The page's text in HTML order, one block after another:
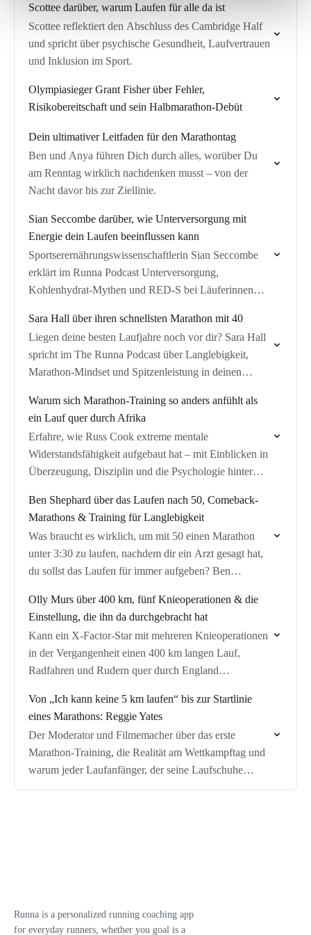
Scottee darüber, warum Laufen für alle da ist
Scottee reflektiert den Abschluss des Cambridge Half
und spricht über psychische Gesundheit, Laufvertrauen
und Inklusion im Sport.
Olympiasieger Grant Fisher über Fehler,
Risikobereitschaft und sein Halbmarathon-Debüt
Dein ultimativer Leitfaden für den Marathontag
Ben und Anya führen Dich durch alles, worüber Du
am Renntag wirklich nachdenken musst – von der
Nacht davor bis zur Ziellinie.
Sian Seccombe darüber, wie Unterversorgung mit
Energie dein Laufen beeinflussen kann
Sportserernährungswissenschaftlerin Sian Seccombe
erklärt im Runna Podcast Unterversorgung,
Kohlenhydrat-Mythen und RED-S bei Läuferinnen
Sara Hall über ihren schnellsten Marathon mit 40
Liegen deine besten Laufjahre noch vor dir? Sara Hall
spricht im The Runna Podcast über Langlebigkeit,
Marathon-Mindset und Spitzenleistung in deinen
Warum sich Marathon-Training so anders anfühlt als
ein Lauf quer durch Afrika
Erfahre, wie Russ Cook extreme mentale
Widerstandsfähigkeit aufgebaut hat – mit Einblicken in
Überzeugung, Disziplin und die Psychologie hinter
Ben Shephard über das Laufen nach 50, Comeback-
Marathons & Training für Langlebigkeit
Was braucht es wirklich, um mit 50 einen Marathon
unter 3:30 zu laufen, nachdem dir ein Arzt gesagt hat,
du sollst das Laufen für immer aufgeben? Ben
Olly Murs über 400 km, fünf Knieoperationen & die
Einstellung, die ihn da durchgebracht hat
Kann ein X-Factor-Star mit mehreren Knieoperationen
in der Vergangenheit einen 400 km langen Lauf,
Radfahren und Rudern quer durch England
Ausdauer-Reise.
Von „Ich kann keine 5 km laufen“ bis zur Startlinie
eines Marathons: Reggie Yates
Der Moderator und Filmemacher über das erste
Marathon-Training, die Realität am Wettkampftag und
warum jeder Laufanfänger, der seine Laufschuhe
schnüren kann, bereits ein Läufer ist.
Runna is a personalized running coaching app
for everyday runners, whether you goal is a